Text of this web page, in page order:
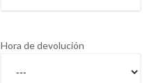
Hora de devolución